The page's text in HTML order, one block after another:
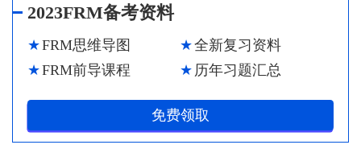
2023FRM备考资料
FRM思维导图
全新复习资料
FRM前导课程
历年习题汇总
免费领取